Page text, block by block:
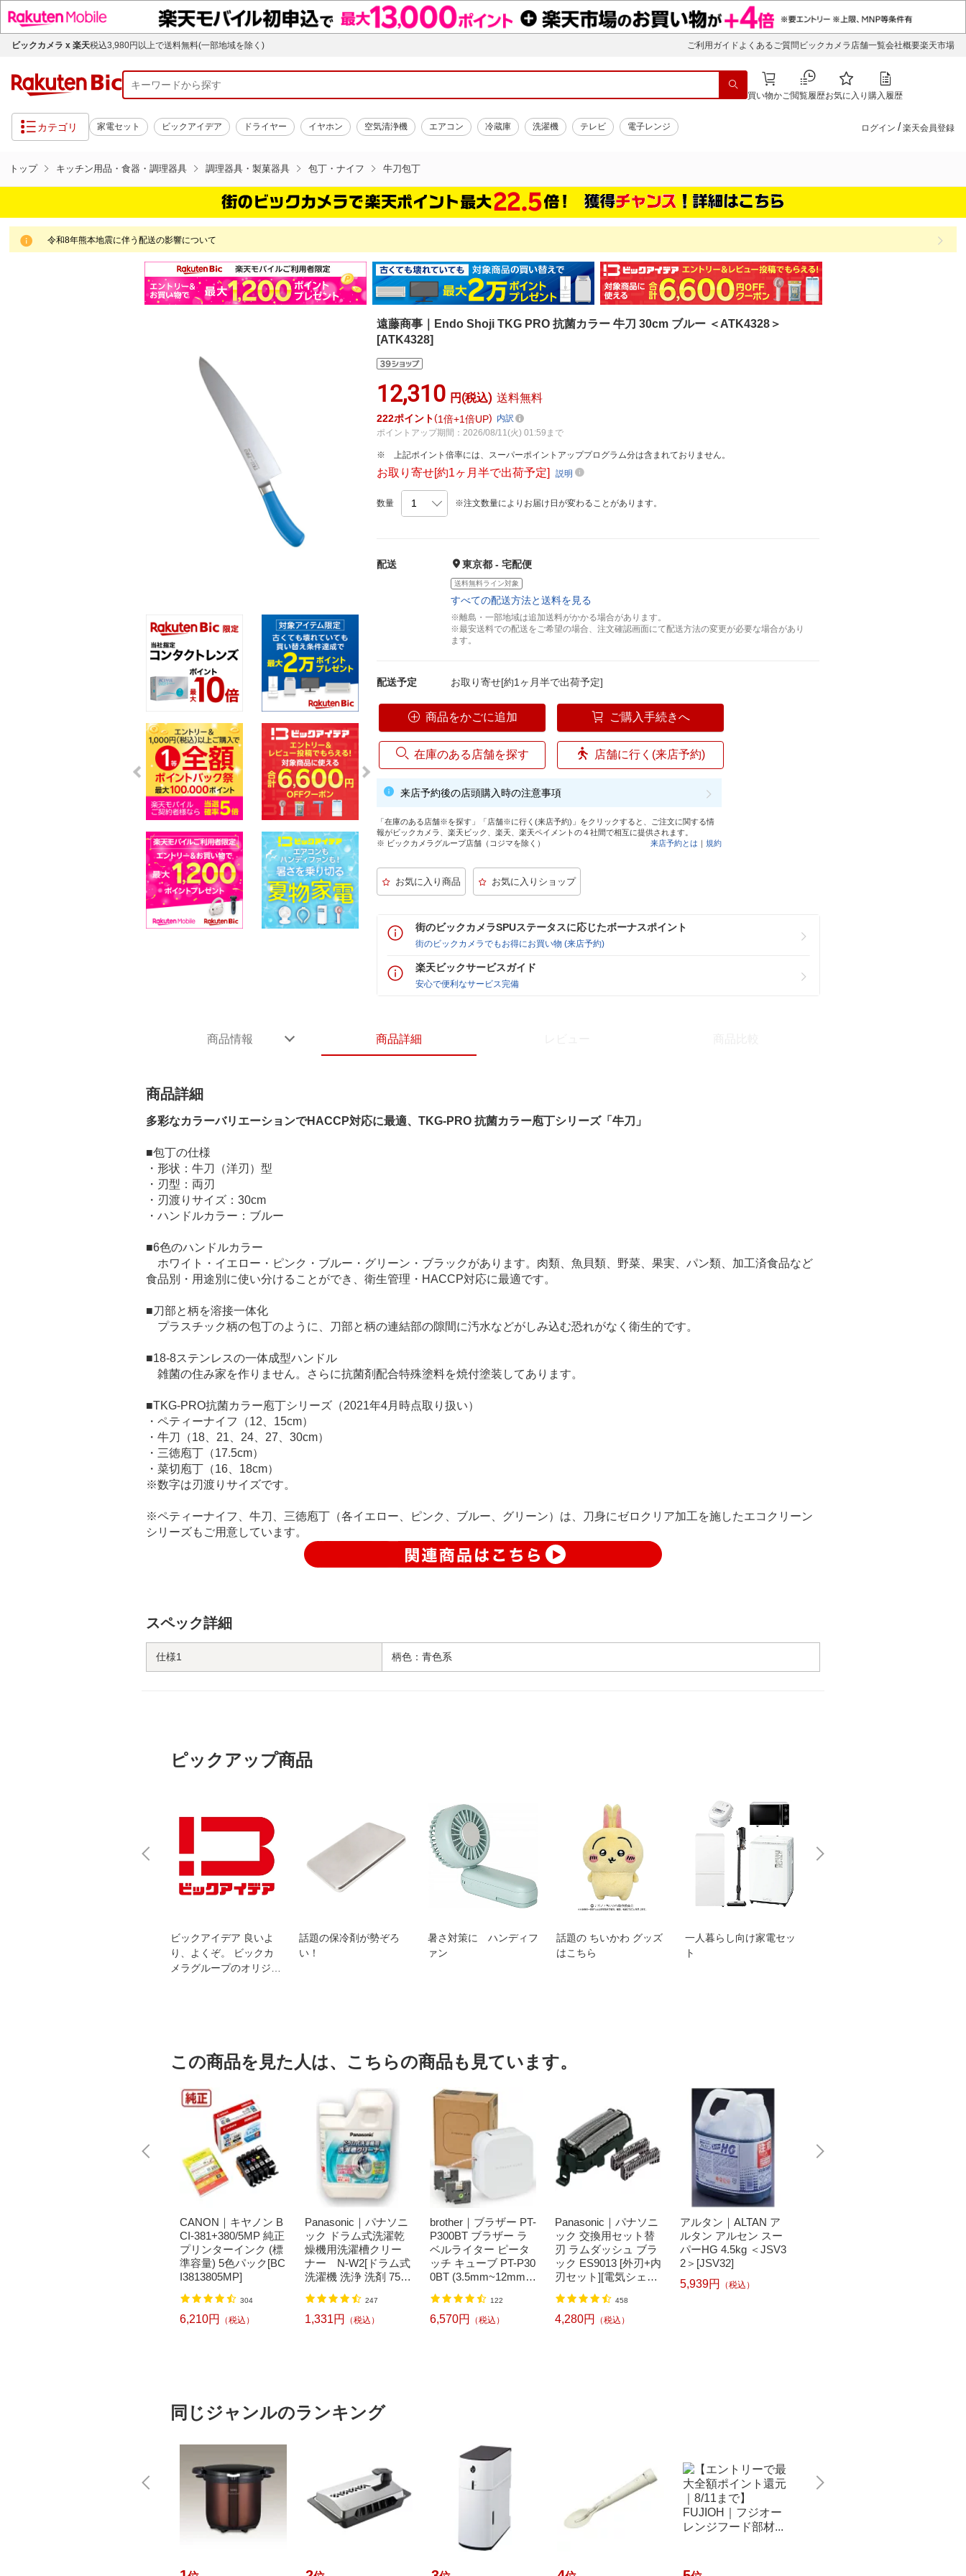
ビックカメラ x 楽天税込3,980円以上で送料無料(一部地域を除く) ご利用ガイド よくあるご質問 ビックカメラ店舗一覧会社概要楽天市場
買い物かご閲覧履歴お気に入り 購入履歴
カテゴリ 家電セット ビックアイデア ドライヤー イヤホン 空気清浄機 エアコン 冷蔵庫 洗濯機 テレビ 電子レンジ ログイン / 楽天会員登録
トップ キッチン用品・食器・調理器具 調理器具・製菓器具 包丁・ナイフ 牛刀包丁
令和8年熊本地震に伴う配送の影響について
遠藤商事｜Endo Shoji TKG PRO 抗菌カラー 牛刀 30cm ブルー ＜ATK4328＞
[ATK4328]
12,310 円(税込) 送料無料
222ポイント 1倍 1倍UP
内訳
ポイントアップ期間：2026/08/11(火) 01:59まで
上記ポイント倍率には、スーパーポイントアッププログラム分は含まれておりません。
お取り寄せ[約1ヶ月半で出荷予定]説明
数量 ※注文数量によりお届け日が変わることがあります。
配送 東京都 - 宅配便
送料無料ライン対象
すべての配送方法と送料を見る
※離島・一部地域は追加送料がかかる場合があります。
※最安送料での配送をご希望の場合、注文確認画面にて配送方法の変更が必要な場合があり
ます。
配送予定 お取り寄せ[約1ヶ月半で出荷予定]
商品をかごに追加 ご購入手続きへ
在庫のある店舗を探す 店舗に行く(来店予約)
来店予約後の店頭購入時の注意事項
「在庫のある店舗※を探す」「店舗※に行く(来店予約)」をクリックすると、ご注文に関する情
報がビックカメラ、楽天ビック、楽天、楽天ペイメントの４社間で相互に提供されます。
※ ビックカメラグループ店舗（コジマを除く）
来店予約とは ｜規約
街のビックカメラSPUステータスに応じたボーナスポイント
街のビックカメラでもお得にお買い物 (来店予約)
楽天ビックサービスガイド
安心で便利なサービス完備
商品情報 商品詳細
商品詳細
多彩なカラーバリエーションでHACCP対応に最適、TKG-PRO 抗菌カラー庖丁シリーズ「牛刀」
■包丁の仕様
・形状：牛刀（洋刃）型
・刃型：両刃
・刃渡りサイズ：30cm
・ハンドルカラー：ブルー
■6色のハンドルカラー
ホワイト・イエロー・ピンク・ブルー・グリーン・ブラックがあります。肉類、魚貝類、野菜、果実、パン類、加工済食品など
食品別・用途別に使い分けることができ、衛生管理・HACCP対応に最適です。
■刀部と柄を溶接一体化
プラスチック柄の包丁のように、刀部と柄の連結部の隙間に汚水などがしみ込む恐れがなく衛生的です。
■18-8ステンレスの一体成型ハンドル
雑菌の住み家を作りません。さらに抗菌剤配合特殊塗料を焼付塗装してあります。
■TKG-PRO抗菌カラー庖丁シリーズ（2021年4月時点取り扱い）
・ペティーナイフ（12、15cm）
・牛刀（18、21、24、27、30cm）
・三徳庖丁（17.5cm）
・菜切庖丁（16、18cm）
※数字は刃渡りサイズです。
※ペティーナイフ、牛刀、三徳庖丁（各イエロー、ピンク、ブルー、グリーン）は、刀身にゼロクリア加工を施したエコクリーン
シリーズもご用意しています。
スペック詳細
仕様1 柄色：青色系
ピックアップ商品
ビックアイデア 良いよ
り、よくぞ。 ビックカ
メラグループのオリジナ
話題の保冷剤が勢ぞろ
い！
暑さ対策に ハンディフ
ァン
話題の ちいかわ グッズ
はこちら
一人暮らし向け家電セッ
ト
この商品を見た人は、こちらの商品も見ています。
CANON｜キヤノン B
CI-381+380/5MP 純正
プリンターインク (標
準容量) 5色パック[BC
I3813805MP]
304
6,210円 （税込）
Panasonic｜パナソニ
ック ドラム式洗濯乾
燥機用洗濯槽クリー
ナー N-W2[ドラム式
洗濯機 洗浄 洗剤 750
247
1,331円 （税込）
brother｜ブラザー PT-
P300BT ブラザー ラ
ベルライター ピータ
ッチ キューブ PT-P30
0BT (3.5mm~12mm
CH CUBE（ピータッ
チキューブ）[PTP300
122
6,570円 （税込）
Panasonic｜パナソニ
ック 交換用セット替
刃 ラムダッシュ ブラ
ック ES9013 [外刃+内
刃セット][電気シェー
ッシュ ES9013]
458
4,280円 （税込）
アルタン｜ALTAN ア
ルタン アルセン スー
パーHG 4.5kg ＜JSV3
2＞[JSV32]
5,939円
（税込）
同じジャンルのランキング